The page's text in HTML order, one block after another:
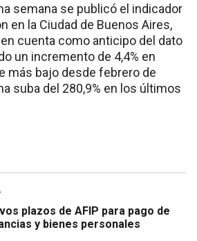
semana se publicó el indicador
en la Ciudad de Buenos Aires,
cuenta como anticipo del dato
un incremento de 4,4% en
más bajo desde febrero de
suba del 280,9% en los últimos
plazos de AFIP para pago de
y bienes personales